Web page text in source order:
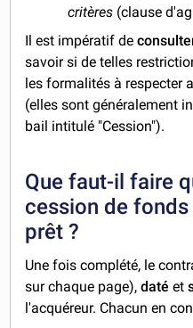
critères (clause
Il est impératif de
savoir si de telles
les formalités à respecter
(elles sont généralement
bail intitulé "Cession").
Que faut-il faire
cession de
prêt ?
Une fois complété, le
sur chaque page), datéet
l'acquéreur. Chacun en